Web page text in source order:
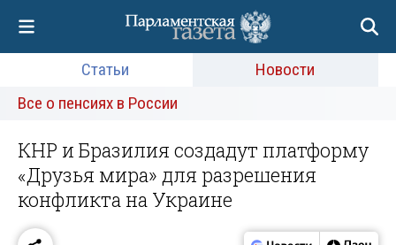
Статьи
Новости
Все о пенсиях в России
КНР и Бразилия создадут платформу
«Друзья мира» для разрешения
конфликта на Украине